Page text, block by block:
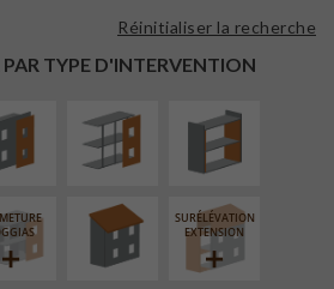
PAR TYPE D'INTERVENTION
Réinitialiser la recherche
FAÇADE SUR
LINÉAIRE
ISOLATION
INTÉRIEURE
RÉFECTION DES
TOITURES
SURÉLÉVATION
EXTENSION
PROCÉDÉ
PARTICULIER